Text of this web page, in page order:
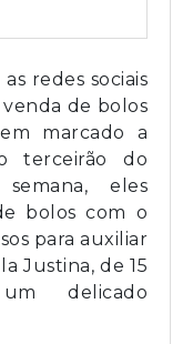
redes sociais
venda de bolos
marcado a
terceirão do
eles
bolos com o
para auxiliar
Justina, de 15
delicado